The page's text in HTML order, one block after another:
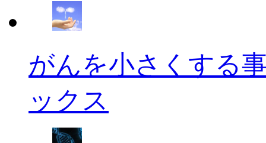
がんを小さくする
ックス